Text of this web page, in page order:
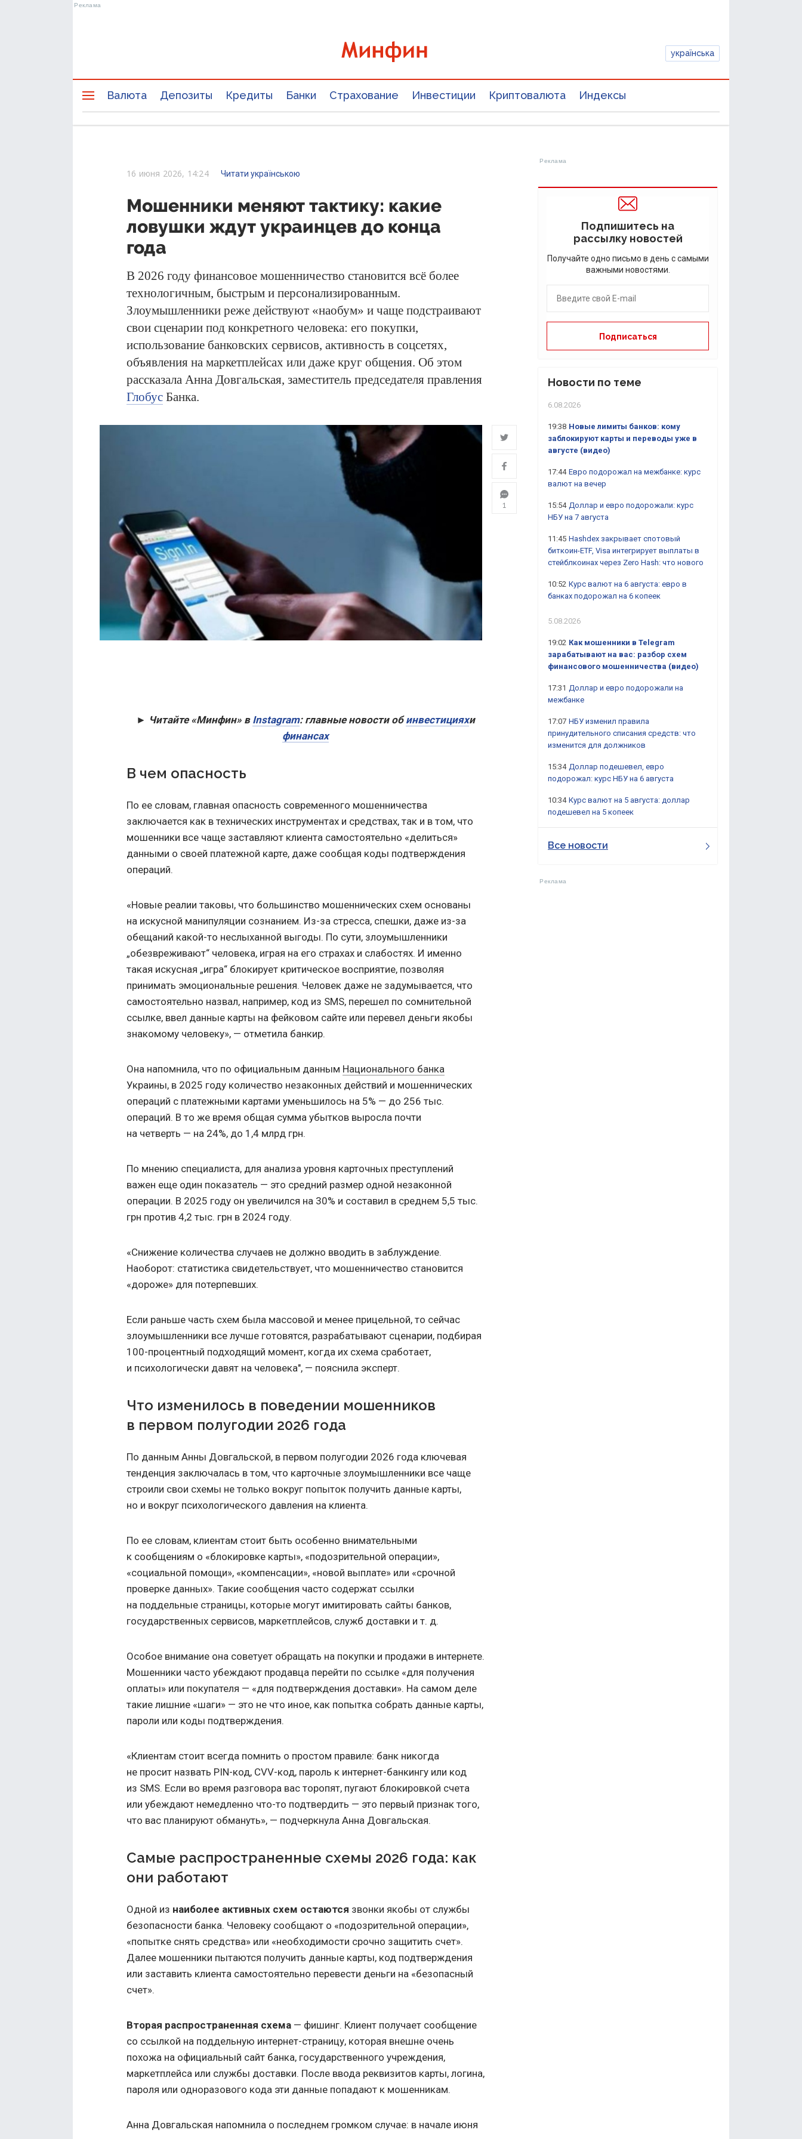
українська
Валюта Депозиты Кредиты Банки Страхование Инвестиции Криптовалюта Индексы
16 июня 2026, 14:24 Читати українською
Мошенники меняют тактику: какие
ловушки ждут украинцев до конца
года
В 2026 году финансовое мошенничество становится всё более
технологичным, быстрым и персонализированным.
Злоумышленники реже действуют «наобум» и чаще подстраивают
свои сценарии под конкретного человека: его покупки,
использование банковских сервисов, активность в соцсетях,
объявления на маркетплейсах или даже круг общения. Об этом
рассказала Анна Довгальская, заместитель председателя правления
Глобус Банка.
1
► Читайте «Минфин» в Instagram: главные новости обинвестицияхи
финансах
В чем опасность
По ее словам, главная опасность современного мошенничества
заключается как в технических инструментах и средствах, так и в том, что
мошенники все чаще заставляют клиента самостоятельно «делиться»
данными о своей платежной карте, даже сообщая коды подтверждения
операций.
«Новые реалии таковы, что большинство мошеннических схем основаны
на искусной манипуляции сознанием. Из-за стресса, спешки, даже из-за
обещаний какой-то неслыханной выгоды. По сути, злоумышленники
„обезвреживают“ человека, играя на его страхах и слабостях. И именно
такая искусная „игра“ блокирует критическое восприятие, позволяя
принимать эмоциональные решения. Человек даже не задумывается, что
самостоятельно назвал, например, код из SMS, перешел по сомнительной
ссылке, ввел данные карты на фейковом сайте или перевел деньги якобы
знакомому человеку», — отметила банкир.
Она напомнила, что по официальным данным Национального банка
Украины, в 2025 году количество незаконных действий и мошеннических
операций с платежными картами уменьшилось на 5% — до 256 тыс.
операций. В то же время общая сумма убытков выросла почти
на четверть — на 24%, до 1,4 млрд грн.
По мнению специалиста, для анализа уровня карточных преступлений
важен еще один показатель — это средний размер одной незаконной
операции. В 2025 году он увеличился на 30% и составил в среднем 5,5 тыс.
грн против 4,2 тыс. грн в 2024 году.
«Снижение количества случаев не должно вводить в заблуждение.
Наоборот: статистика свидетельствует, что мошенничество становится
«дороже» для потерпевших.
Если раньше часть схем была массовой и менее прицельной, то сейчас
злоумышленники все лучше готовятся, разрабатывают сценарии, подбирая
100-процентный подходящий момент, когда их схема сработает,
и психологически давят на человека", — пояснила эксперт.
Что изменилось в поведении мошенников
в первом полугодии 2026 года
По данным Анны Довгальской, в первом полугодии 2026 года ключевая
тенденция заключалась в том, что карточные злоумышленники все чаще
строили свои схемы не только вокруг попыток получить данные карты,
но и вокруг психологического давления на клиента.
По ее словам, клиентам стоит быть особенно внимательными
к сообщениям о «блокировке карты», «подозрительной операции»,
«социальной помощи», «компенсации», «новой выплате» или «срочной
проверке данных». Такие сообщения часто содержат ссылки
на поддельные страницы, которые могут имитировать сайты банков,
государственных сервисов, маркетплейсов, служб доставки и т. д.
Особое внимание она советует обращать на покупки и продажи в интернете.
Мошенники часто убеждают продавца перейти по ссылке «для получения
оплаты» или покупателя — «для подтверждения доставки». На самом деле
такие лишние «шаги» — это не что иное, как попытка собрать данные карты,
пароли или коды подтверждения.
«Клиентам стоит всегда помнить о простом правиле: банк никогда
не просит назвать PIN-код, CVV-код, пароль к интернет-банкингу или код
из SMS. Если во время разговора вас торопят, пугают блокировкой счета
или убеждают немедленно что-то подтвердить — это первый признак того,
что вас планируют обмануть», — подчеркнула Анна Довгальская.
Самые распространенные схемы 2026 года: как
они работают
Одной из наиболее активных схем остаются звонки якобы от службы
безопасности банка. Человеку сообщают о «подозрительной операции»,
«попытке снять средства» или «необходимости срочно защитить счет».
Далее мошенники пытаются получить данные карты, код подтверждения
или заставить клиента самостоятельно перевести деньги на «безопасный
счет».
Вторая распространенная схема — фишинг. Клиент получает сообщение
со ссылкой на поддельную интернет-страницу, которая внешне очень
похожа на официальный сайт банка, государственного учреждения,
маркетплейса или службы доставки. После ввода реквизитов карты, логина,
пароля или одноразового кода эти данные попадают к мошенникам.
Анна Довгальская напомнила о последнем громком случае: в начале июня
Подпишитесь на
рассылку новостей
Получайте одно письмо в день с самыми
важными новостями.
Новости по теме
6.08.2026
19:38 Новые лимиты банков: кому
заблокируют карты и переводы уже в
августе (видео)
17:44 Евро подорожал на межбанке: курс
валют на вечер
15:54 Доллар и евро подорожали: курс
НБУ на 7 августа
11:45 Hashdex закрывает спотовый
биткоин-ETF, Visa интегрирует выплаты в
стейблкоинах через Zero Hash: что нового
10:52 Курс валют на 6 августа: евро в
банках подорожал на 6 копеек
5.08.2026
19:02 Как мошенники в Telegram
зарабатывают на вас: разбор схем
финансового мошенничества (видео)
17:31 Доллар и евро подорожали на
межбанке
17:07 НБУ изменил правила
принудительного списания средств: что
изменится для должников
15:34 Доллар подешевел, евро
подорожал: курс НБУ на 6 августа
10:34 Курс валют на 5 августа: доллар
подешевел на 5 копеек
Все новости